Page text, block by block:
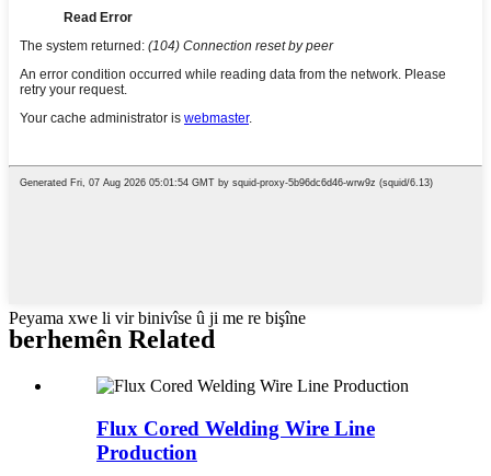
Peyama xwe li vir binivîse û ji me re bişîne
berhemên Related
Flux Cored Welding Wire Line
Production